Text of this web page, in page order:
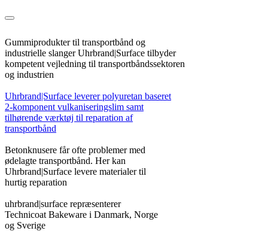
Gummiprodukter til transportbånd og
industrielle slanger Uhrbrand|Surface tilbyder
kompetent vejledning til transportbåndssektoren
og industrien
Uhrbrand|Surface leverer polyuretan baseret
2-komponent vulkaniseringslim samt
tilhørende værktøj til reparation af
transportbånd
Betonknusere får ofte problemer med
ødelagte transportbånd. Her kan
Uhrbrand|Surface levere materialer til
hurtig reparation
uhrbrand|surface repræsenterer
Technicoat Bakeware i Danmark, Norge
og Sverige